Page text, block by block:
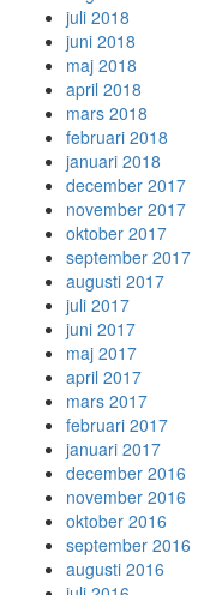
juli 2018
juni 2018
maj 2018
april 2018
mars 2018
februari 2018
januari 2018
december 2017
november 2017
oktober 2017
september 2017
augusti 2017
juli 2017
juni 2017
maj 2017
april 2017
mars 2017
februari 2017
januari 2017
december 2016
november 2016
oktober 2016
september 2016
augusti 2016